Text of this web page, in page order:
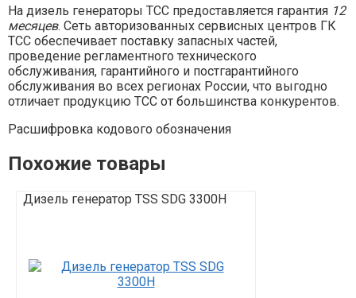
На дизель генераторы ТСС предоставляется гарантия 12
месяцев. Cеть авторизованных сервисных центров ГК
ТСС обеспечивает поставку запасных частей,
проведение регламентного технического
обслуживания, гарантийного и постгарантийного
обслуживания во всех регионах России, что выгодно
отличает продукцию ТСС от большинства конкурентов.
Расшифровка кодового обозначения
Похожие товары
Дизель генератор TSS SDG 3300H